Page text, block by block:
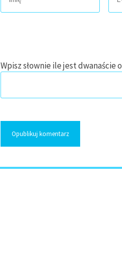
Wpisz słownie ile jest dwanaście